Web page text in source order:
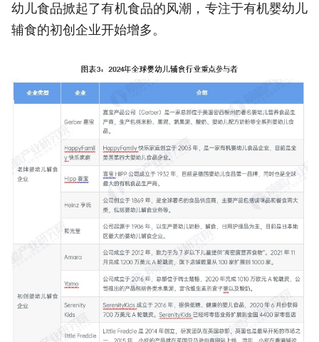
幼儿食品掀起了有机食品的风潮，专注于有机婴幼儿
辅食的初创企业开始增多。